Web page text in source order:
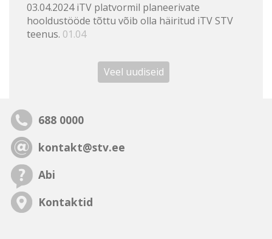
03.04.2024 iTV platvormil planeerivate
hooldustööde tõttu võib olla häiritud iTV STV
teenus. 01.04
Veel uudiseid
688 0000
kontakt@stv.ee
Abi
Kontaktid